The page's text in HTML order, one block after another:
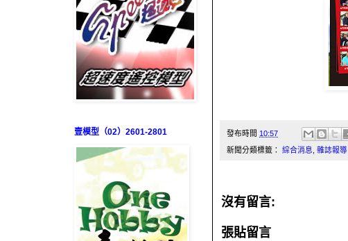
發布時間 10:57
新聞分類標籤： 綜合消息, 雜誌報導
沒有留言:
張貼留言
壹模型（02）2601-2801